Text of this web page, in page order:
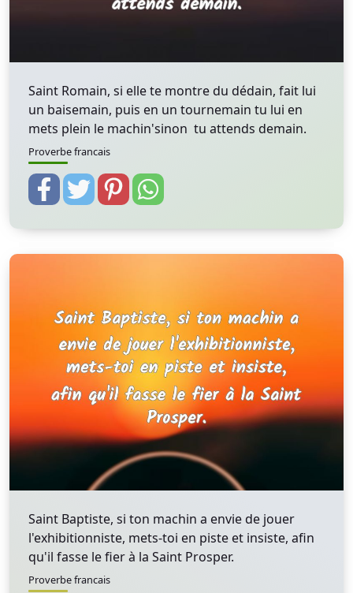
Saint Romain, si elle te montre du dédain, fait lui
un baisemain, puis en un tournemain tu lui en
mets plein le machin'sinon tu attends demain.
Proverbe francais
Saint Baptiste, si ton machin a envie de jouer
l'exhibitionniste, mets-toi en piste et insiste, afin
qu'il fasse le fier à la Saint Prosper.
Proverbe francais